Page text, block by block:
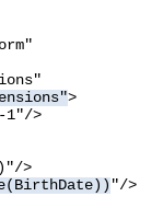
>
1"/>
>
"/>